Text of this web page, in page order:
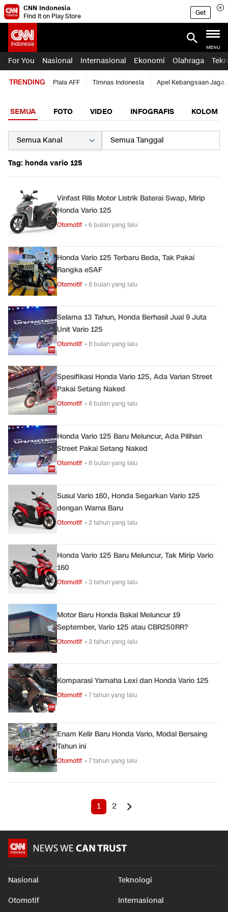
CNN Indonesia
Find it on Play Store
Get
MENU
For You Nasional Internasional Ekonomi Olahraga
TRENDING Piala AFF Timnas Indonesia Apel Kebangsaan Jaga
SEMUA FOTO VIDEO INFOGRAFIS KOLOM
Tag: honda vario 125
Vinfast Rilis Motor Listrik Baterai Swap, Mirip
Honda Vario 125
Otomotif • 6 bulan yang lalu
Honda Vario 125 Terbaru Beda, Tak Pakai
Rangka eSAF
Otomotif • 8 bulan yang lalu
Selama 13 Tahun, Honda Berhasil Jual 9 Juta
Unit Vario 125
Otomotif • 8 bulan yang lalu
Spesifikasi Honda Vario 125, Ada Varian Street
Pakai Setang Naked
Otomotif • 8 bulan yang lalu
Honda Vario 125 Baru Meluncur, Ada Pilihan
Street Pakai Setang Naked
Otomotif • 8 bulan yang lalu
Susul Vario 160, Honda Segarkan Vario 125
dengan Warna Baru
Otomotif • 2 tahun yang lalu
Honda Vario 125 Baru Meluncur, Tak Mirip Vario
160
Otomotif • 3 tahun yang lalu
Motor Baru Honda Bakal Meluncur 19
September, Vario 125 atau CBR250RR?
Otomotif • 3 tahun yang lalu
Komparasi Yamaha Lexi dan Honda Vario 125
Otomotif • 7 tahun yang lalu
Enam Kelir Baru Honda Vario, Modal Bersaing
Tahun ini
Otomotif • 7 tahun yang lalu
1 2
Nasional Teknologi
Otomotif Internasional